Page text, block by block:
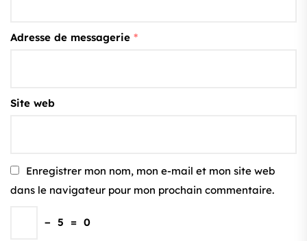
Adresse de messagerie *
Site web
Enregistrer mon nom, mon e-mail et mon site web
dans le navigateur pour mon prochain commentaire.
− 5 = 0